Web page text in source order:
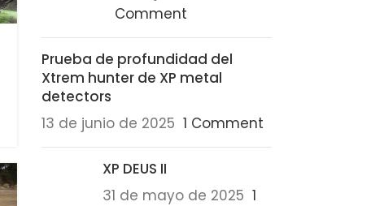
Comment
Prueba de profundidad del
Xtrem hunter de XP metal
detectors
13 de junio de 2025 1 Comment
XP DEUS II
31 de mayo de 2025 1